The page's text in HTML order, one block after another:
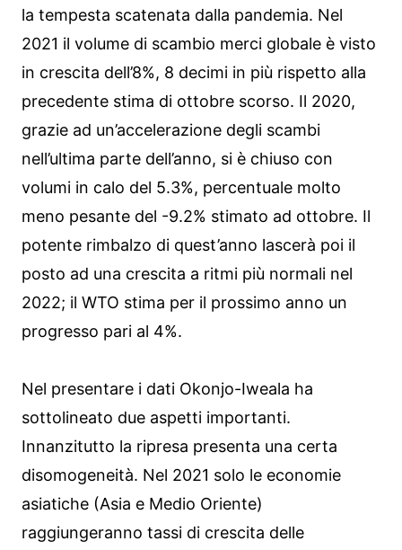
la tempesta scatenata dalla pandemia. Nel
2021 il volume di scambio merci globale è visto
in crescita dell’8%, 8 decimi in più rispetto alla
precedente stima di ottobre scorso. Il 2020,
grazie ad un’accelerazione degli scambi
nell’ultima parte dell’anno, si è chiuso con
volumi in calo del 5.3%, percentuale molto
meno pesante del -9.2% stimato ad ottobre. Il
potente rimbalzo di quest’anno lascerà poi il
posto ad una crescita a ritmi più normali nel
2022; il WTO stima per il prossimo anno un
progresso pari al 4%.
Nel presentare i dati Okonjo-Iweala ha
sottolineato due aspetti importanti.
Innanzitutto la ripresa presenta una certa
disomogeneità. Nel 2021 solo le economie
asiatiche (Asia e Medio Oriente)
raggiungeranno tassi di crescita delle